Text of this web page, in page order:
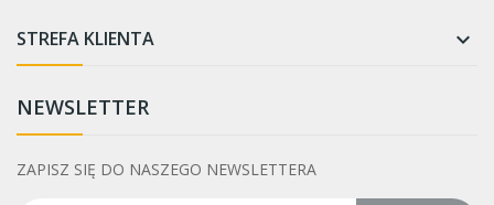
STREFA KLIENTA 
NEWSLETTER
ZAPISZ SIĘ DO NASZEGO NEWSLETTERA